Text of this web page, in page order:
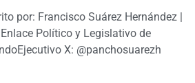
por: Francisco Suárez Hernández |
Político y Legislativo de
X: @panchosuarezh